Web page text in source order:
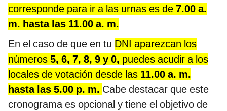
corresponde para ir a las urnas es de 7.00 a.
m. hasta las 11.00 a. m.
En el caso de que en tu DNI aparezcan los
números 5, 6, 7, 8, 9 y 0, puedes acudir a los
locales de votación desde las 11.00 a. m.
hasta las 5.00 p. m. Cabe destacar que este
cronograma es opcional y tiene el objetivo de